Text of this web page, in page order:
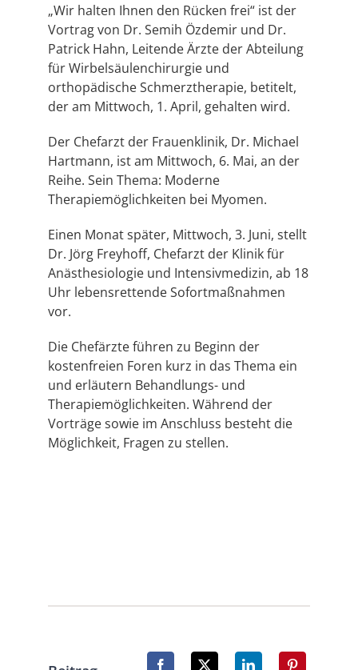
„Wir halten Ihnen den Rücken frei“ ist der
Vortrag von Dr. Semih Özdemir und Dr.
Patrick Hahn, Leitende Ärzte der Abteilung
für Wirbelsäulenchirurgie und
orthopädische Schmerztherapie, betitelt,
der am Mittwoch, 1. April, gehalten wird.
Der Chefarzt der Frauenklinik, Dr. Michael
Hartmann, ist am Mittwoch, 6. Mai, an der
Reihe. Sein Thema: Moderne
Therapiemöglichkeiten bei Myomen.
Einen Monat später, Mittwoch, 3. Juni, stellt
Dr. Jörg Freyhoff, Chefarzt der Klinik für
Anästhesiologie und Intensivmedizin, ab 18
Uhr lebensrettende Sofortmaßnahmen
vor.
Die Chefärzte führen zu Beginn der
kostenfreien Foren kurz in das Thema ein
und erläutern Behandlungs- und
Therapiemöglichkeiten. Während der
Vorträge sowie im Anschluss besteht die
Möglichkeit, Fragen zu stellen.